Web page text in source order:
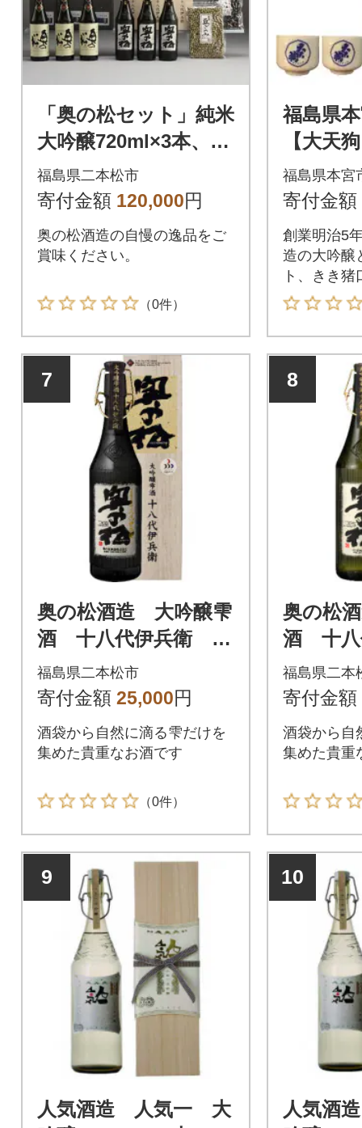
「奥の松セット」純米
大吟醸720ml×3本、大
吟醸雫酒720ml×3本、
豆ごのみ青豆、黒豆各
福島県二本松市
寄付金額 120,000円
奥の松酒造の自慢の逸品をご
賞味ください。
（0件）
福島県
【大天
ml+純米
き猪口
福島県本宮
寄付金額
創業明治5
造の大吟醸
ト、きき猪
7
奥の松酒造 大吟醸雫
酒 十八代伊兵衛 72
0ml×1本
福島県二本松市
寄付金額 25,000円
酒袋から自然に滴る雫だけを
集めた貴重なお酒です
（0件）
8
奥の松
酒 十
00ml×1
福島県二本
寄付金額
酒袋から自
集めた貴重
9
人気酒造 人気一 大
10
人気酒